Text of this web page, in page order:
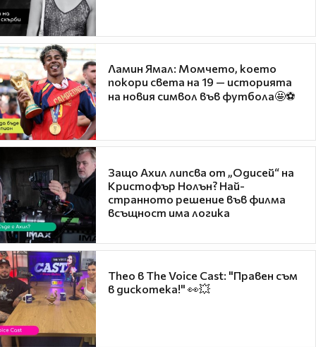
Ламин Ямал: Момчето, което
покори света на 19 — историята
на новия символ във футбола🤩⚽
Защо Ахил липсва от „Одисей“ на
Кристофър Нолън? Най-
странното решение във филма
всъщност има логика
Theo в The Voice Cast: "Правен съм
в дискотека!" 👀💥